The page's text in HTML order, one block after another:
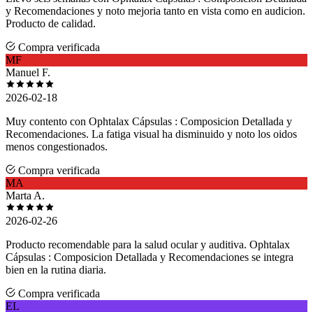
y Recomendaciones y noto mejoria tanto en vista como en audicion.
Producto de calidad.
Compra verificada
MF
Manuel F.
2026-02-18
Muy contento con Ophtalax Cápsulas : Composicion Detallada y
Recomendaciones. La fatiga visual ha disminuido y noto los oidos
menos congestionados.
Compra verificada
MA
Marta A.
2026-02-26
Producto recomendable para la salud ocular y auditiva. Ophtalax
Cápsulas : Composicion Detallada y Recomendaciones se integra
bien en la rutina diaria.
Compra verificada
EL